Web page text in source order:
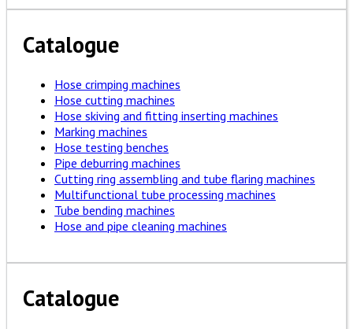
Catalogue
Hose crimping machines
Hose cutting machines
Hose skiving and fitting inserting machines
Marking machines
Hose testing benches
Pipe deburring machines
Cutting ring assembling and tube flaring machines
Multifunctional tube processing machines
Tube bending machines
Hose and pipe cleaning machines
Catalogue